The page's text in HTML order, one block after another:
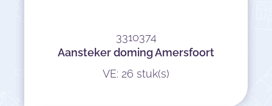
3310374
Aansteker doming Amersfoort
VE: 26 stuk(s)